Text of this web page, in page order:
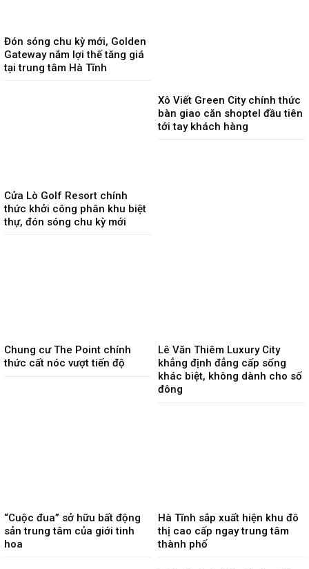
Đón sóng chu kỳ mới, Golden
Gateway nắm lợi thế tăng giá
tại trung tâm Hà Tĩnh
Cửa Lò Golf Resort chính
thức khởi công phân khu biệt
thự, đón sóng chu kỳ mới
Xô Viết Green City chính thức
bàn giao căn shoptel đầu tiên
tới tay khách hàng
Chung cư The Point chính
thức cất nóc vượt tiến độ
Lê Văn Thiêm Luxury City
khẳng định đẳng cấp sống
khác biệt, không dành cho số
đông
“Cuộc đua” sở hữu bất động
sản trung tâm của giới tinh
hoa
Hà Tĩnh sắp xuất hiện khu đô
thị cao cấp ngay trung tâm
thành phố